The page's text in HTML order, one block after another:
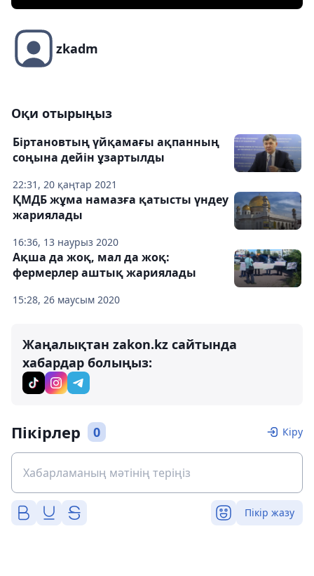
zkadm
Оқи отырыңыз
22:31, 20 қаңтар 2021
Біртановтың үйқамағы ақпанның
соңына дейін ұзартылды
16:36, 13 наурыз 2020
ҚМДБ жұма намазға қатысты үндеу
жариялады
15:28, 26 маусым 2020
Ақша да жоқ, мал да жоқ:
фермерлер аштық жариялады
Жаңалықтан zakon.kz сайтында
хабардар болыңыз:
Пікірлер 0 Кіру
Пікір жазу